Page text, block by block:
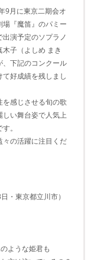
9月に東京二期会オ
場『魔笛』のパミー
出演予定のソプラノ
木子（よしめ まき
、下記のコンクール
て好成績を残しまし
を感じさせる旬の歌
しい舞台姿で人気上
。
々の活躍に注目くだ
・東京都立川市）
ような姫君も